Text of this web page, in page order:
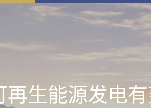
再生能源发电